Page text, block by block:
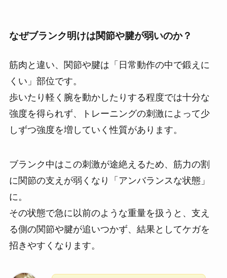
なぜブランク明けは関節や腱が弱いのか？
筋肉と違い、関節や腱は「日常動作の中で鍛えに
くい」部位です。
歩いたり軽く腕を動かしたりする程度では十分な
強度を得られず、トレーニングの刺激によって少
しずつ強度を増していく性質があります。
ブランク中はこの刺激が途絶えるため、筋力の割
に関節の支えが弱くなり「アンバランスな状態」
に。
その状態で急に以前のような重量を扱うと、支え
る側の関節や腱が追いつかず、結果としてケガを
招きやすくなります。